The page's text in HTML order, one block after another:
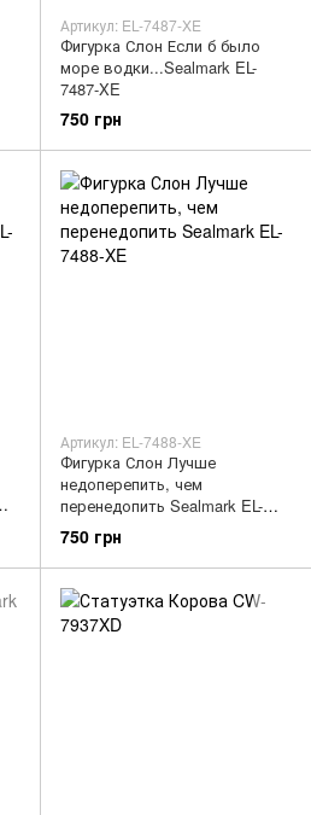
Артикул: EL-7487-XE
Фигурка Слон Если б было
море водки...Sealmark EL-
7487-XE
750 грн
Артикул: EL-7488-XE
Фигурка Слон Лучше
недоперепить, чем
перенедопить Sealmark EL-
7488-XE
750 грн